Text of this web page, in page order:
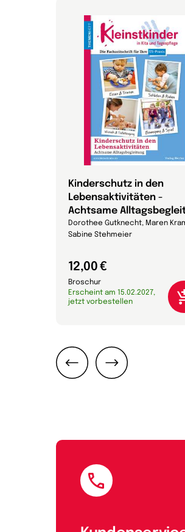
Kinderschutz in den
Lebensaktivitäten -
Achtsame
Dorothee Gutknecht, Maren
Sabine Stehmeier
12,00 €
Broschur
Erscheint am 15.02.2027,
jetzt vorbestellen